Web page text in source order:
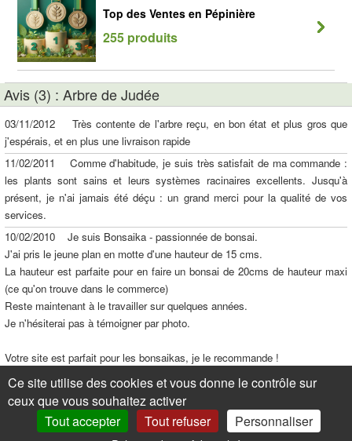
Top des Ventes en Pépinière
255 produits
Avis (3) : Arbre de Judée
03/11/2012 Très contente de l'arbre reçu, en bon état et plus gros que
j'espérais, et en plus une livraison rapide
11/02/2011 Comme d'habitude, je suis très satisfait de ma commande :
les plants sont sains et leurs systèmes racinaires excellents. Jusqu'à
présent, je n'ai jamais été déçu : un grand merci pour la qualité de vos
services.
10/02/2010 Je suis Bonsaika - passionnée de bonsai.
J'ai pris le jeune plan en motte d'une hauteur de 15 cms.
La hauteur est parfaite pour en faire un bonsai de 20cms de hauteur maxi
(ce qu'on trouve dans le commerce)
Reste maintenant à le travailler sur quelques années.
Je n'hésiterai pas à témoigner par photo.
Votre site est parfait pour les bonsaikas, je le recommande !
Mon avis : Envoi 10/10, Etat du plant : 10/10
Ce site utilise des cookies et vous donne le contrôle sur
ceux que vous souhaitez activer
Tout accepter
Tout refuser Personnaliser